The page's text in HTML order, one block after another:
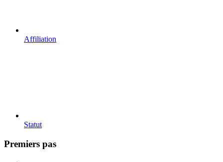
Affiliation
Statut
Premiers pas